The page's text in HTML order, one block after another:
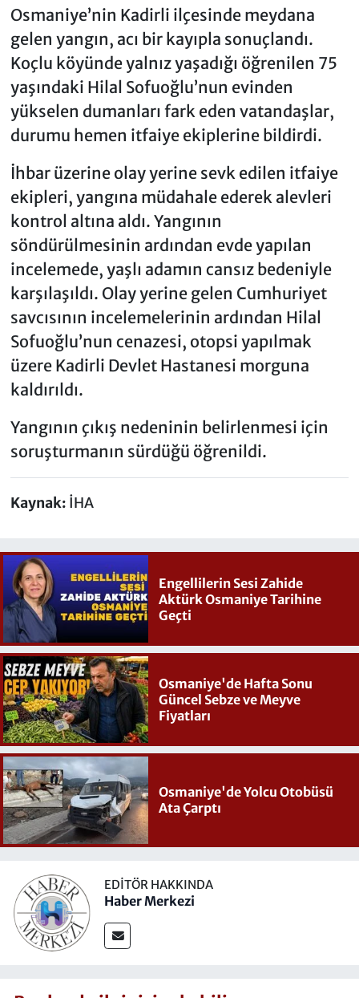
Osmaniye’nin Kadirli ilçesinde meydana
gelen yangın, acı bir kayıpla sonuçlandı.
Koçlu köyünde yalnız yaşadığı öğrenilen 75
yaşındaki Hilal Sofuoğlu’nun evinden
yükselen dumanları fark eden vatandaşlar,
durumu hemen itfaiye ekiplerine bildirdi.
İhbar üzerine olay yerine sevk edilen itfaiye
ekipleri, yangına müdahale ederek alevleri
kontrol altına aldı. Yangının
söndürülmesinin ardından evde yapılan
incelemede, yaşlı adamın cansız bedeniyle
karşılaşıldı. Olay yerine gelen Cumhuriyet
savcısının incelemelerinin ardından Hilal
Sofuoğlu’nun cenazesi, otopsi yapılmak
üzere Kadirli Devlet Hastanesi morguna
kaldırıldı.
Yangının çıkış nedeninin belirlenmesi için
soruşturmanın sürdüğü öğrenildi.
Kaynak: İHA
Engellilerin Sesi Zahide
Aktürk Osmaniye Tarihine
Geçti
Osmaniye'de Hafta Sonu
Güncel Sebze ve Meyve
Fiyatları
Osmaniye'de Yolcu Otobüsü
Ata Çarptı
EDITÖR HAKKINDA
Haber Merkezi